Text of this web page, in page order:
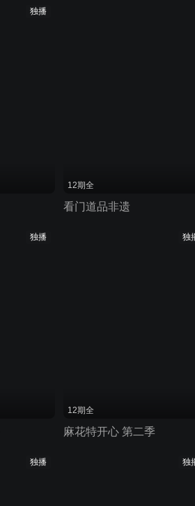
独播
12期全
看门道品非遗
独播 独
12期全
麻花特开心 第二季
独播 独